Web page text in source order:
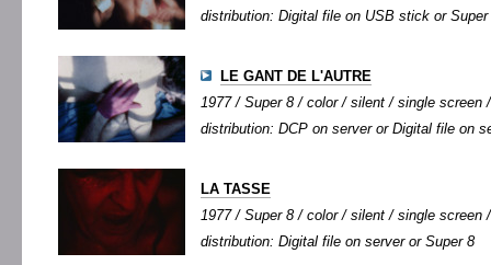
distribution: Digital file on USB stick or Super
LE GANT DE L'AUTRE
1977 / Super 8 / color / silent / single screen
distribution: DCP on server or Digital file on
LA TASSE
1977 / Super 8 / color / silent / single screen
distribution: Digital file on server or Super 8